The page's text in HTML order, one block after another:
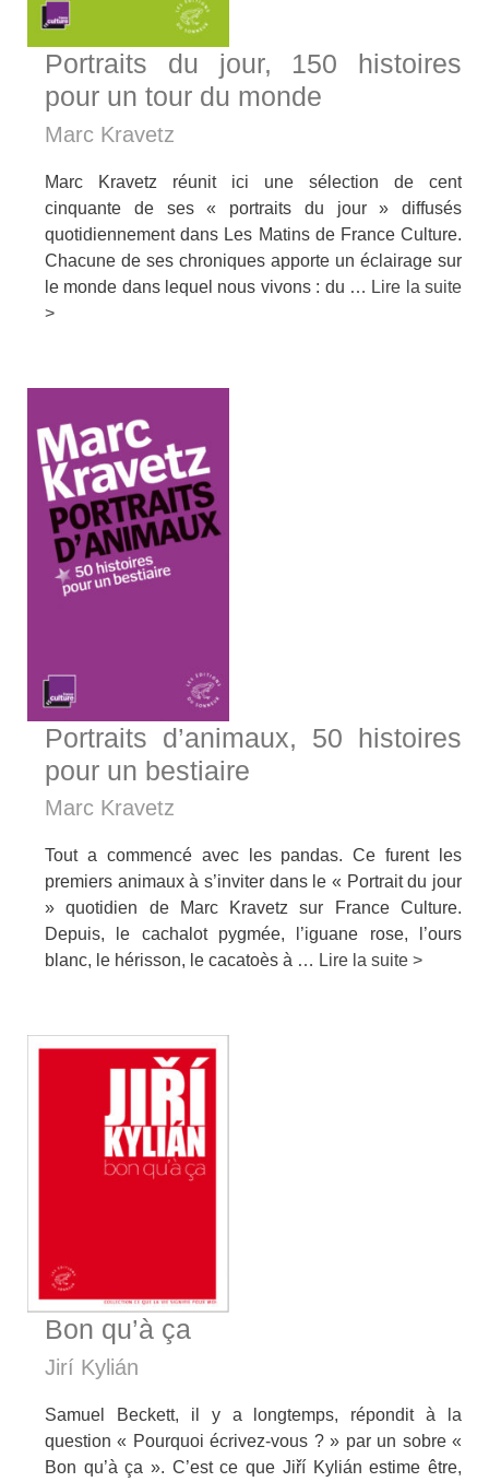
Portraits du jour, 150 histoires
pour un tour du monde
Marc Kravetz
Marc Kravetz réunit ici une sélection de cent
cinquante de ses « portraits du jour » diffusés
quotidiennement dans Les Matins de France Culture.
Chacune de ses chroniques apporte un éclairage sur
le monde dans lequel nous vivons : du … Lire la suite
>
Portraits d’animaux, 50 histoires
pour un bestiaire
Marc Kravetz
Tout a commencé avec les pandas. Ce furent les
premiers animaux à s’inviter dans le « Portrait du jour
» quotidien de Marc Kravetz sur France Culture.
Depuis, le cachalot pygmée, l’iguane rose, l’ours
blanc, le hérisson, le cacatoès à … Lire la suite >
Bon qu’à ça
Jirí Kylián
Samuel Beckett, il y a longtemps, répondit à la
question « Pourquoi écrivez-vous ? » par un sobre «
Bon qu’à ça ». C’est ce que Jiří Kylián estime être,